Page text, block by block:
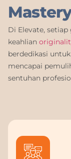
Di Elevate,
keahlian
berdedikasi
mencapai
sentuhan